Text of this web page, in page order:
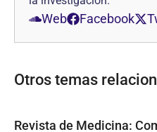
Web Facebook
Otros temas
Revista de Medicina: